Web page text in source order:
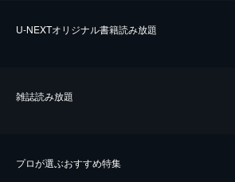
U-NEXTオリジナル書籍読み放題
雑誌読み放題
プロが選ぶおすすめ特集